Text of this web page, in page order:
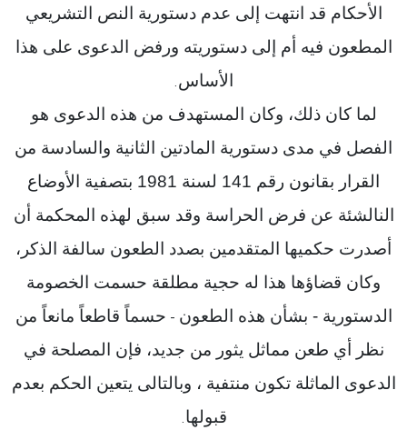
الأحكام قد انتهت إلى عدم دستورية النص التشريعي
المطعون فيه أم إلى دستوريته ورفض الدعوى على هذا
الأساس.
لما كان ذلك، وكان المستهدف من هذه الدعوى هو
الفصل في مدى دستورية المادتين الثانية والسادسة من
القرار بقانون رقم 141 لسنة 1981 بتصفية الأوضاع
النالشئة عن فرض الحراسة وقد سبق لهذه المحكمة أن
أصدرت حكميها المتقدمين بصدد الطعون سالفة الذكر،
وكان قضاؤها هذا له حجية مطلقة حسمت الخصومة
الدستورية - بشأن هذه الطعون - حسماً قاطعاً مانعاً من
نظر أي طعن مماثل يثور من جديد، فإن المصلحة في
الدعوى الماثلة تكون منتفية ، وبالتالى يتعين الحكم بعدم
قبولها.